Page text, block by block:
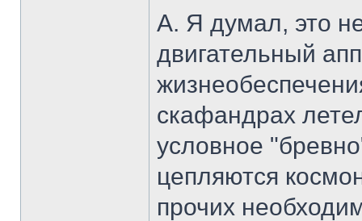
А. Я думал, это
двигательный
скафандрах
условное
цепляются
прочих